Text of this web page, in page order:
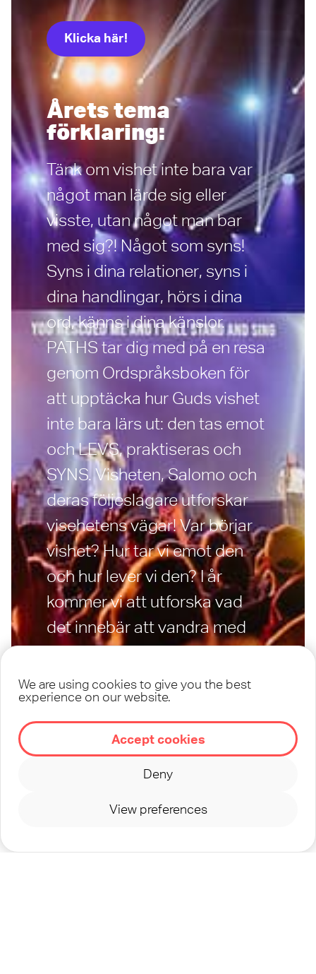
We are using cookies to give you the best
experience on our website.
Accept cookies
Deny
View preferences
Klicka här!
Årets tema
förklaring:
Tänk om vishet inte bara var
något man lärde sig eller
visste, utan något man bar
med sig?! Något som syns!
Syns i dina relationer, syns i
dina handlingar, hörs i dina
ord, känns i dina känslor.
PATHS tar dig med på en resa
genom Ordspråksboken för
att upptäcka hur Guds vishet
inte bara lärs ut: den tas emot
och LEVS, praktiseras och
SYNS. Visheten, Salomo och
deras följeslagare utforskar
visehetens vägar! Var börjar
vishet? Hur tar vi emot den
och hur lever vi den? I år
kommer vi att utforska vad
det innebär att vandra med
vishet – att fatta beslut som
formar vilka vi blir och hur vi
lever i världen.